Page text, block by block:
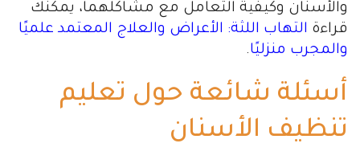
والأسنان وكيفية التعامل مع مشاكلهما، يمكنك
قراءة التهاب اللثة: الأعراض والعلاج المعتمد علميًا
والمجرب منزليًا.
أسئلة شائعة حول تعليم
تنظيف الأسنان